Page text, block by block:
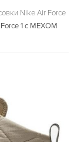
Nike Air Force
1 с МЕХОМ